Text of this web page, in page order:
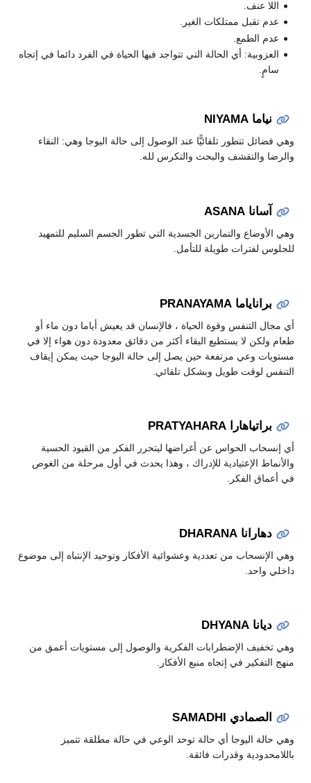
اللا عنف.
عدم تقبل ممتلكات الغير.
عدم الطمع.
العزوبية: أي الحالة التي تتواجد فيها الحياة في الفرد دائما في إتجاه
سامٍ.
نياما NIYAMA
وهي فضائل تتطور تلقائيًّا عند الوصول إلى حالة اليوجا وهي: النقاء
والرضا والتقشف والبحث والتكرس لله.
آسانا ASANA
وهي الأوضاع والتمارين الجسدية التي تطور الجسم السليم للتمهيد
للجلوس لفترات طويلة للتأمل.
براناياما PRANAYAMA
أي مجال التنفس وقوة الحياة ، فالإنسان قد يعيش أياما دون ماء أو
طعام ولكن لا يستطيع البقاء أكثر من دقائق معدودة دون هواء إلا في
مستويات وعي مرتفعة حين يصل إلى حالة اليوجا حيث يمكن إيقاف
التنفس لوقت طويل وبشكل تلقائي.
براتياهارا PRATYAHARA
أي إنسحاب الحواس عن أغراضها ليتحرر الفكر من القيود الحسية
والأنماط الإعتيادية للإدراك ، وهذا يحدث في أول مرحلة من الغوص
في أعماق الفكر.
دهارانا DHARANA
وهي الإنسحاب من تعددية وعشوائية الأفكار وتوحيد الإنتباه إلى موضوع
داخلي واحد.
ديانا DHYANA
وهي تخفيف الإضطرابات الفكرية والوصول إلى مستويات أعمق من
منهج التفكير في إتجاه منبع الأفكار.
الصمادي SAMADHI
وهي حالة اليوجا أي حالة توحد الوعي في حالة مطلقة تتميز
باللامحدودية وقدرات فائقة.